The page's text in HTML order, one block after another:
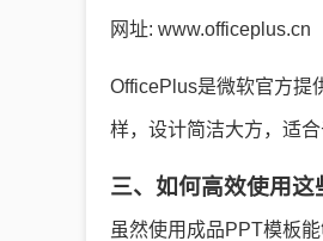
网址: www.officeplus.cn
OfficePlus是微软官方提
样，设计简洁大方，适
三、如何高效使用这
虽然使用成品PPT模板